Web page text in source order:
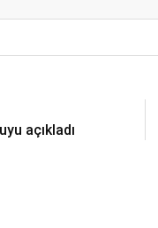
açıkladı